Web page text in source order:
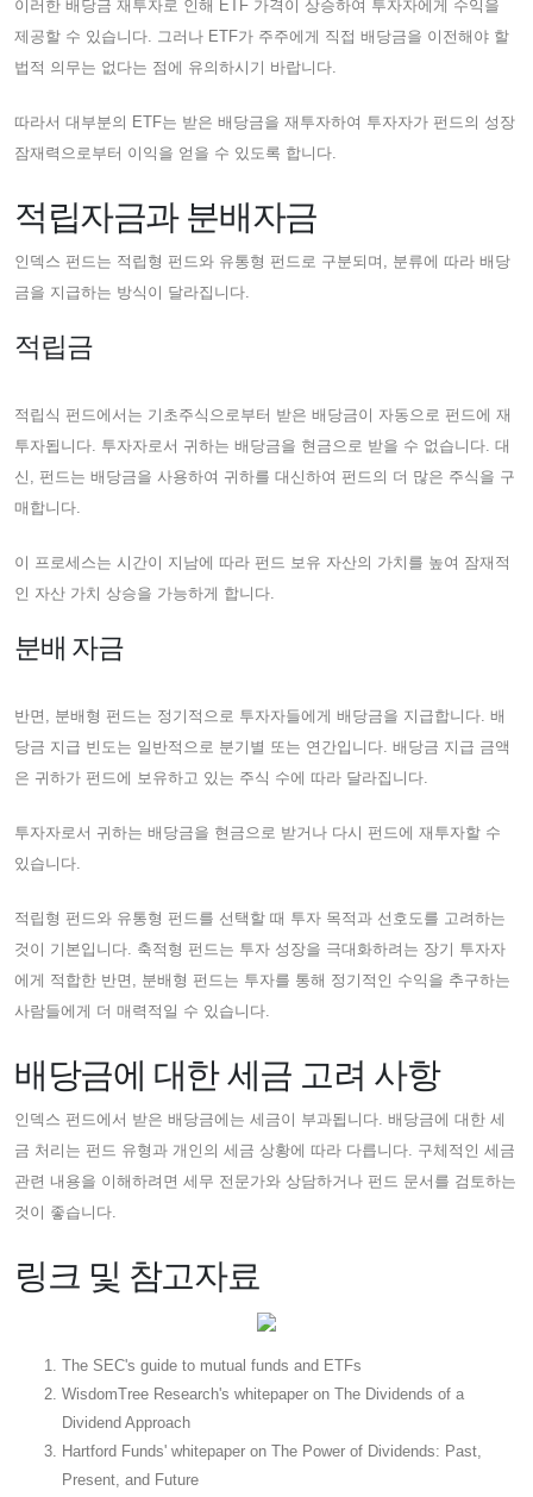
이러한 배당금 재투자로 인해 ETF 가격이 상승하여 투자자에게 수익을
제공할 수 있습니다. 그러나 ETF가 주주에게 직접 배당금을 이전해야 할
법적 의무는 없다는 점에 유의하시기 바랍니다.
따라서 대부분의 ETF는 받은 배당금을 재투자하여 투자자가 펀드의 성장
잠재력으로부터 이익을 얻을 수 있도록 합니다.
적립자금과 분배자금
인덱스 펀드는 적립형 펀드와 유통형 펀드로 구분되며, 분류에 따라 배당
금을 지급하는 방식이 달라집니다.
적립금
적립식 펀드에서는 기초주식으로부터 받은 배당금이 자동으로 펀드에 재
투자됩니다. 투자자로서 귀하는 배당금을 현금으로 받을 수 없습니다. 대
신, 펀드는 배당금을 사용하여 귀하를 대신하여 펀드의 더 많은 주식을 구
매합니다.
이 프로세스는 시간이 지남에 따라 펀드 보유 자산의 가치를 높여 잠재적
인 자산 가치 상승을 가능하게 합니다.
분배 자금
반면, 분배형 펀드는 정기적으로 투자자들에게 배당금을 지급합니다. 배
당금 지급 빈도는 일반적으로 분기별 또는 연간입니다. 배당금 지급 금액
은 귀하가 펀드에 보유하고 있는 주식 수에 따라 달라집니다.
투자자로서 귀하는 배당금을 현금으로 받거나 다시 펀드에 재투자할 수
있습니다.
적립형 펀드와 유통형 펀드를 선택할 때 투자 목적과 선호도를 고려하는
것이 기본입니다. 축적형 펀드는 투자 성장을 극대화하려는 장기 투자자
에게 적합한 반면, 분배형 펀드는 투자를 통해 정기적인 수익을 추구하는
사람들에게 더 매력적일 수 있습니다.
배당금에 대한 세금 고려 사항
인덱스 펀드에서 받은 배당금에는 세금이 부과됩니다. 배당금에 대한 세
금 처리는 펀드 유형과 개인의 세금 상황에 따라 다릅니다. 구체적인 세금
관련 내용을 이해하려면 세무 전문가와 상담하거나 펀드 문서를 검토하는
것이 좋습니다.
링크 및 참고자료
The SEC's guide to mutual funds and ETFs
WisdomTree Research's whitepaper on The Dividends of a
Dividend Approach
Hartford Funds' whitepaper on The Power of Dividends: Past,
Present, and Future